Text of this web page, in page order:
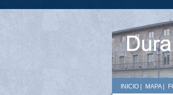
INICIO MAPA|